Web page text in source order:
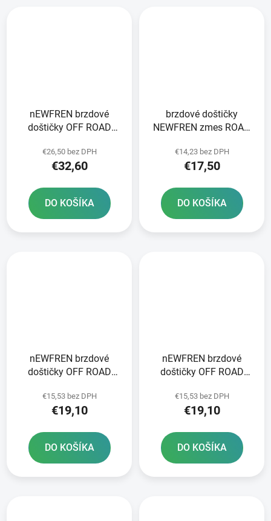
nEWFREN brzdové
doštičky OFF ROAD
balení
€26,50 bez DPH
€32,60
DO KOŠÍKA
brzdové doštičky
NEWFREN zmes ROAD
v balení
€14,23 bez DPH
€17,50
DO KOŠÍKA
nEWFREN brzdové
doštičky OFF ROAD
balení
€15,53 bez DPH
€19,10
DO KOŠÍKA
nEWFREN brzdové
doštičky OFF ROAD
balení
€15,53 bez DPH
€19,10
DO KOŠÍKA